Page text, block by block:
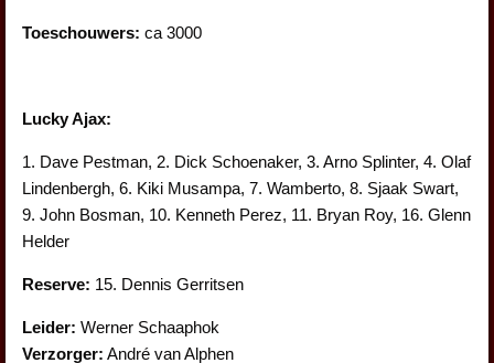
Toeschouwers: ca 3000
Lucky Ajax:
1. Dave Pestman, 2. Dick Schoenaker, 3. Arno Splinter, 4. Olaf
Lindenbergh, 6. Kiki Musampa, 7. Wamberto, 8. Sjaak Swart,
9. John Bosman, 10. Kenneth Perez, 11. Bryan Roy, 16. Glenn
Helder
Reserve: 15. Dennis Gerritsen
Leider: Werner Schaaphok
Verzorger: André van Alphen